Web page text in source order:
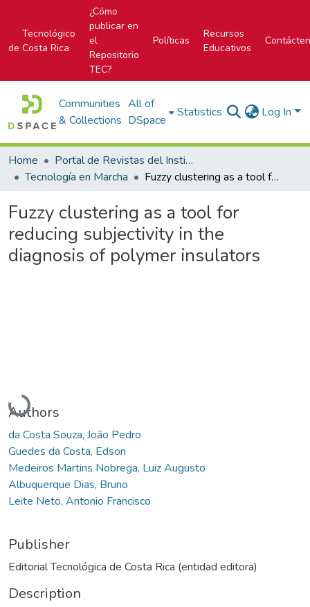
Tecnológico
de Costa Rica
¿Cómo
publicar en
el
Repositorio
TEC?
Políticas
Recursos
Educativos
Communities
& Collections
All of
DSpace
Statistics Log In
Home
Portal de Revistas del Instituto Tecnológico de Costa Rica
Tecnología en Marcha
Fuzzy clustering as a tool for reducing subjectivity in the diagnosis of polymer insulators
Fuzzy clustering as a tool for
reducing subjectivity in the
diagnosis of polymer insulators
Loading...
Authors
da Costa Souza, João Pedro
Guedes da Costa, Edson
Medeiros Martins Nobrega, Luiz Augusto
Albuquerque Dias, Bruno
Leite Neto, Antonio Francisco
Publisher
Editorial Tecnológica de Costa Rica (entidad editora)
Description